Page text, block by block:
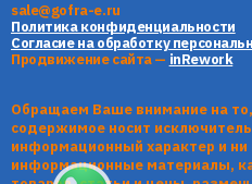
sale@gofra-e.ru
Политика конфиденциальности
Согласие на обработку
Продвижение сайта — inRework
Обращаем Ваше внимание на то,
содержимое носит
информационный характер и ни
информационные материалы,